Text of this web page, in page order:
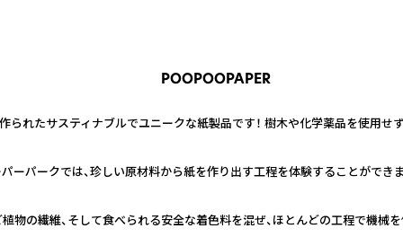
POOPOOPAPER
られたサスティナブルでユニークな紙製品です！ 樹木や化学薬品を使用せ
ーパークでは、珍しい原材料から紙を作り出す工程を体験することができま
物の繊維、そして食べられる安全な着色料を混ぜ、ほとんどの工程で機械